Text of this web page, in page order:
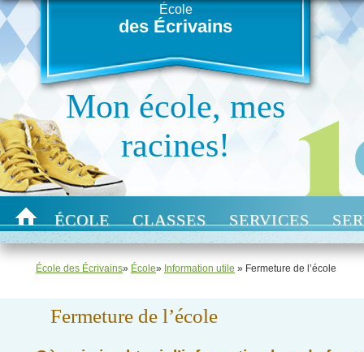
École
des Écrivains
Mon école, mes
racines!
ÉCOLE CLASSES SERVICES
École des Écrivains» École» Information utile » Fermeture de l’école
Fermeture de l’école